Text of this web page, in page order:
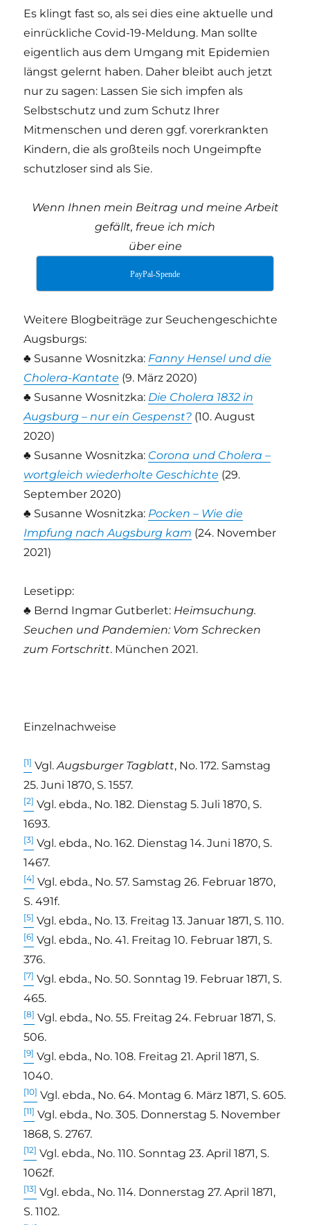
Es klingt fast so, als sei dies eine aktuelle und
einrückliche Covid-19-Meldung. Man sollte
eigentlich aus dem Umgang mit Epidemien
längst gelernt haben. Daher bleibt auch jetzt
nur zu sagen: Lassen Sie sich impfen als
Selbstschutz und zum Schutz Ihrer
Mitmenschen und deren ggf. vorerkrankten
Kindern, die als großteils noch Ungeimpfte
schutzloser sind als Sie.
Wenn Ihnen mein Beitrag und meine Arbeit
gefällt, freue ich mich
über eine
PayPal-Spende
Weitere Blogbeiträge zur Seuchengeschichte
Augsburgs:
♣ Susanne Wosnitzka: Fanny Hensel und die
Cholera-Kantate (9. März 2020)
♣ Susanne Wosnitzka: Die Cholera 1832 in
Augsburg – nur ein Gespenst? (10. August
2020)
♣ Susanne Wosnitzka: Corona und Cholera –
wortgleich wiederholte Geschichte (29.
September 2020)
♣ Susanne Wosnitzka: Pocken – Wie die
Impfung nach Augsburg kam (24. November
2021)
Lesetipp:
♣ Bernd Ingmar Gutberlet: Heimsuchung.
Seuchen und Pandemien: Vom Schrecken
zum Fortschritt. München 2021.
Einzelnachweise
[1] Vgl.Augsburger Tagblatt, No. 172. Samstag
25. Juni 1870, S. 1557.
[2] Vgl. ebda., No. 182. Dienstag 5. Juli 1870, S.
1693.
[3] Vgl. ebda., No. 162. Dienstag 14. Juni 1870, S.
1467.
[4] Vgl. ebda., No. 57. Samstag 26. Februar 1870,
S. 491f.
[5] Vgl. ebda., No. 13. Freitag 13. Januar 1871, S. 110.
[6] Vgl. ebda., No. 41. Freitag 10. Februar 1871, S.
376.
[7] Vgl. ebda., No. 50. Sonntag 19. Februar 1871, S.
465.
[8] Vgl. ebda., No. 55. Freitag 24. Februar 1871, S.
506.
[9] Vgl. ebda., No. 108. Freitag 21. April 1871, S.
1040.
[10] Vgl. ebda., No. 64. Montag 6. März 1871, S. 605.
[11] Vgl. ebda., No. 305. Donnerstag 5. November
1868, S. 2767.
[12] Vgl. ebda., No. 110. Sonntag 23. April 1871, S.
1062f.
[13] Vgl. ebda., No. 114. Donnerstag 27. April 1871,
S. 1102.